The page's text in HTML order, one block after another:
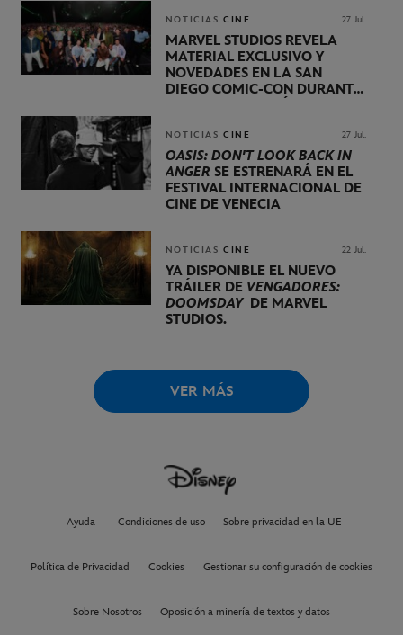
NOTICIAS CINE 27 Jul.
MARVEL STUDIOS REVELA
MATERIAL EXCLUSIVO Y
NOVEDADES EN LA SAN
DIEGO COMIC-CON DURANTE
NOTICIAS CINE 27 Jul.
OASIS: DON'T LOOK BACK IN
ANGER SE ESTRENARÁ EN EL
FESTIVAL INTERNACIONAL DE
CINE DE VENECIA
NOTICIAS CINE 22 Jul.
YA DISPONIBLE EL NUEVO
TRÁILER DE VENGADORES:
DOOMSDAYDE MARVEL
STUDIOS.
VER MÁS
Ayuda Condiciones de uso Sobre privacidad en la UE
Política de Privacidad Cookies Gestionar su configuración de cookies
Sobre Nosotros Oposición a minería de textos y datos